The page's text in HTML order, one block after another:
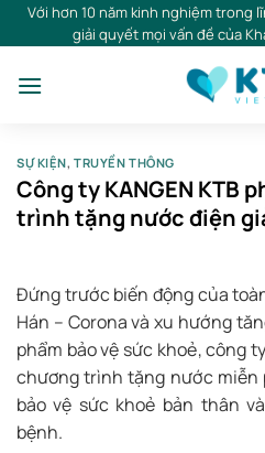
SkipVới hơn 10 năm kinh nghiệm trong
giải quyết mọi vấn đề của
SỰ KIỆN,TRUYỀN THÔNG
Công ty KANGEN KTB
trình tặng nước điện
Đứng trước biến động của
Hán – Corona và xu hướng
phẩm bảo vệ sức khoẻ, công
chương trình tặng nước miễn
bảo vệ sức khoẻ bản thân
bệnh.